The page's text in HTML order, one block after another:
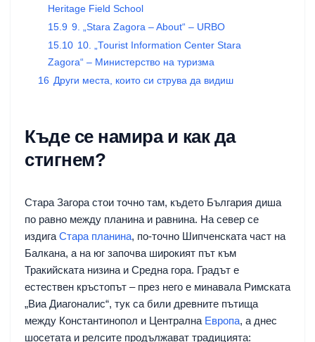
Heritage Field School
15.9 9. „Stara Zagora – About“ – URBO
15.10 10. „Tourist Information Center Stara
Zagora“ – Министерство на туризма
16 Други места, които си струва да видиш
Къде се намира и как да
стигнем?
Стара Загора стои точно там, където България диша
по равно между планина и равнина. На север се
издига Стара планина, по-точно Шипченската част на
Балкана, а на юг започва широкият път към
Тракийската низина и Средна гора. Градът е
естествен кръстопът – през него е минавала Римската
„Виа Диагоналис“, тук са били древните пътища
между Константинопол и Централна Европа, а днес
шосетата и релсите продължават традицията: